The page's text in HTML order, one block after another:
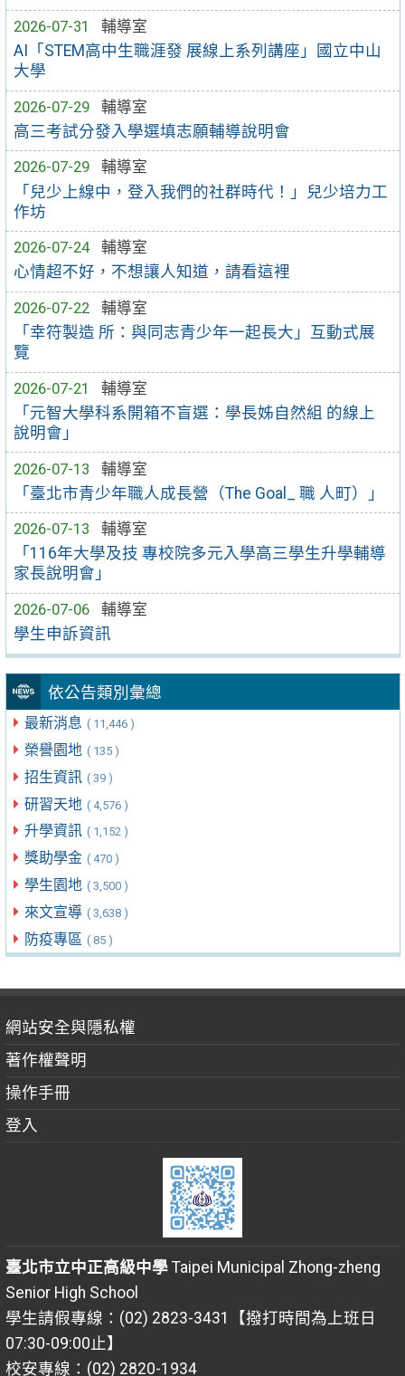
2026-07-31
輔導室
AI「STEM高中生職涯發 展線上系列講座」國立中山
大學
2026-07-29
輔導室
高三考試分發入學選填志願輔導說明會
2026-07-29
輔導室
「兒少上線中，登入我們的社群時代！」兒少培力工
作坊
2026-07-24
輔導室
心情超不好，不想讓人知道，請看這裡
2026-07-22
輔導室
「幸符製造 所：與同志青少年一起長大」互動式展
覽
2026-07-21
輔導室
「元智大學科系開箱不盲選：學長姊自然組 的線上
說明會」
2026-07-13
輔導室
「臺北市青少年職人成長營（The Goal_ 職 人町）」
2026-07-13
輔導室
「116年大學及技 專校院多元入學高三學生升學輔導
家長說明會」
2026-07-06
輔導室
學生申訴資訊
依公告類別彙總
最新消息 ( 11,446 )
榮譽園地 ( 135 )
招生資訊 ( 39 )
研習天地 ( 4,576 )
升學資訊 ( 1,152 )
獎助學金 ( 470 )
學生園地 ( 3,500 )
來文宣導 ( 3,638 )
防疫專區 ( 85 )
網站安全與隱私權
著作權聲明
操作手冊
登入
臺北市立中正高級中學Taipei Municipal Zhong-zheng
Senior High School
學生請假專線：(02) 2823-3431【撥打時間為上班日
07:30-09:00止】
校安專線：(02) 2820-1934